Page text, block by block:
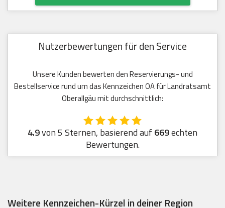
Nutzerbewertungen für den Service
Unsere Kunden bewerten den Reservierungs- und
Bestellservice rund um das Kennzeichen OA für Landratsamt
Oberallgäu mit durchschnittlich:
4.9von 5 Sternen, basierend auf669echten
Bewertungen.
Weitere Kennzeichen-Kürzel in deiner Region